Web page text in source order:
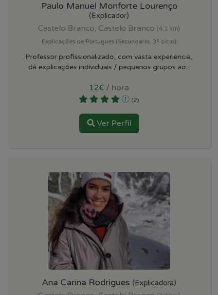
Paulo Manuel Monforte Lourenço
(Explicador)
Castelo Branco, Castelo Branco (4.1 km)
Explicações de Portugues (Secundário, 3º ciclo)
Professor profissionalizado, com vasta experiência,
dá explicações individuais / pequenos grupos ao...
12€ / hora
(2)
Ver Perfil
Ana Carina Rodrigues (Explicadora)